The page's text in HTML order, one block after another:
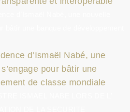
d’Ismaël Nabé, une
pour bâtir une
de classe mondiale